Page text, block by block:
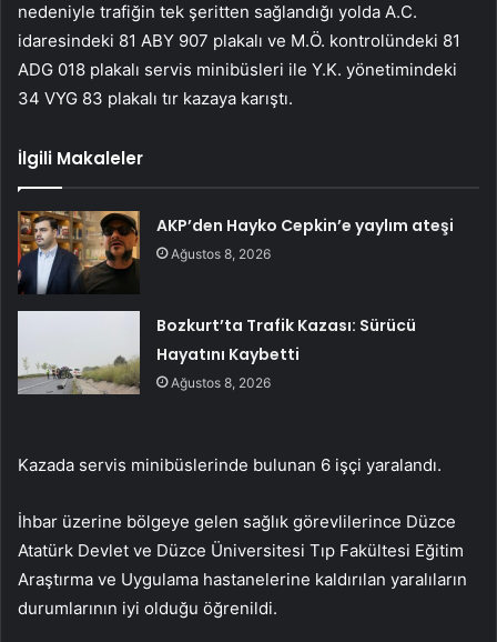
nedeniyle trafiğin tek şeritten sağlandığı yolda A.C.
idaresindeki 81 ABY 907 plakalı ve M.Ö. kontrolündeki 81
ADG 018 plakalı servis minibüsleri ile Y.K. yönetimindeki
34 VYG 83 plakalı tır kazaya karıştı.
İlgili Makaleler
AKP’den Hayko Cepkin’e yaylım ateşi
Ağustos 8, 2026
Bozkurt’ta Trafik Kazası: Sürücü
Hayatını Kaybetti
Ağustos 8, 2026
Kazada servis minibüslerinde bulunan 6 işçi yaralandı.
İhbar üzerine bölgeye gelen sağlık görevlilerince Düzce
Atatürk Devlet ve Düzce Üniversitesi Tıp Fakültesi Eğitim
Araştırma ve Uygulama hastanelerine kaldırılan yaralıların
durumlarının iyi olduğu öğrenildi.